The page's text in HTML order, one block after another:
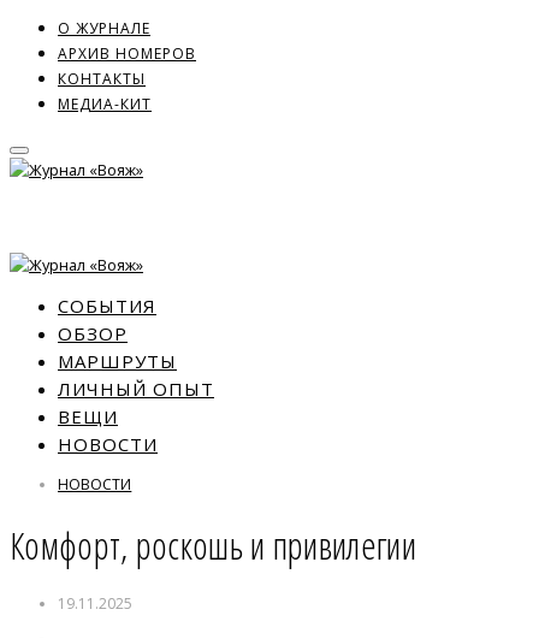
О ЖУРНАЛЕ
АРХИВ НОМЕРОВ
КОНТАКТЫ
МЕДИА-КИТ
СОБЫТИЯ
ОБЗОР
МАРШРУТЫ
ЛИЧНЫЙ ОПЫТ
ВЕЩИ
НОВОСТИ
НОВОСТИ
Комфорт, роскошь и привилегии
19.11.2025